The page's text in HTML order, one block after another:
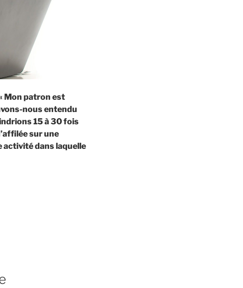
Mon patron est
nous entendu
15 à 30 fois
sur une
activité dans laquelle